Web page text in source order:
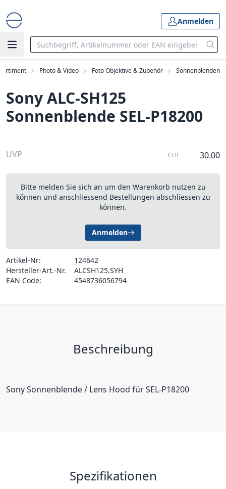
Anmelden
Photo & Video Foto Objektive & Zubehör Sonnenblenden
Sony ALC-SH125
Sonnenblende SEL-P18200
UVP CHF 30.00
Bitte melden Sie sich an um den Warenkorb nutzen zu
können und anschliessend Bestellungen abschliessen zu
können.
Anmelden
Artikel-Nr:
124642
Hersteller-Art.-Nr.
ALCSH125.SYH
EAN Code:
4548736056794
Beschreibung
Sony Sonnenblende / Lens Hood für SEL-P18200
Spezifikationen